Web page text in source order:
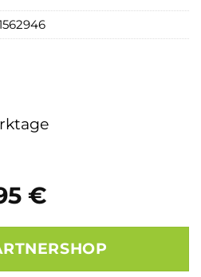
€
€Aktueller
ist:
49,95 €.